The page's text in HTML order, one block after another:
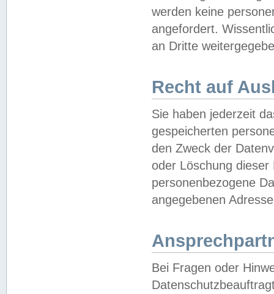
werden keine
angefordert.
an Dritte
Recht auf
Sie haben jederzeit
gespeicherten
den Zweck der
oder Löschung
personenbezogene
angegebenen
Bei Fragen oder